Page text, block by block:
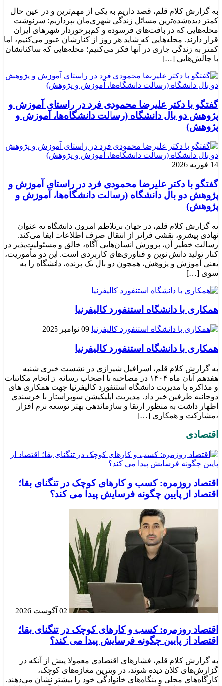
به گزارش کلام قلم، قصد داریم به یکی از مهم‌ترین و در عین حال
کمتر دیده‌شده‌ترین مسائل زندگی شهری‌مان بپردازیم: سرنوشت
محله‌هایی که در بافت‌های فرسوده و کم‌برخوردار شهرهای ایران
قرار دارند. محله‌هایی که شاید هر روز از کنارشان عبور می‌کنیم، اما
کمتر به زندگی جاری در آنها فکر می‌کنیم؛ محله‌هایی که ساکنانشان
با چالش‌هایی […]
گفتگو با دکتر علیرضا محمودی فرد در راستای آموزش و
پژوهش دو بال دانشگاه (رسالت دانشگاه‌ها، آموزش و
پژوهش)
14 فوریه 2026
گفتگو با دکتر علیرضا محمودی فرد در راستای آموزش و
پژوهش دو بال دانشگاه (رسالت دانشگاه‌ها، آموزش و
پژوهش)
به گزارش کلام قلم، در جهان پرتلاطم امروز، دانشگاه به عنوان
نهادی پیشرو، نقشی فراتر از انتقال صرف اطلاعات ایفا می‌کند.
رسالت خطیر آن، پرورش انسان‌هایی آگاه، خالق و مسئولیت‌پذیر در
کنار تولید دانش نوین و فناوری‌های کاربردی است. این دو مأموریت،
یعنی آموزش و پژوهش، همچون دو بال یک پرنده، دانشگاه را به
سوی […]
همکاری با دانشگاه استنفورد کالیفرنیا
09 نوامبر 2025
همکاری با دانشگاه استنفورد کالیفرنیا
به گزارش کلام قلم، اسرافیل شیرازی در نشست خبری شنبه
هفدهم آبان ماه ۱۴۰۴ در مصاحبه با اصحاب رسانه از انجام مکاتبات
و مذاکره با مدیریت دانشگاه استنفورد کالیفرنیا جهت همکاری های
دوجانبه طرفین خبر داد. مدیریت اپلیکیشن سوپراستار با خرسندی
اظهار داشت به منظور ارتقا و سازماندهی بهتر توسعه نرم افزار
،مشارکت و همکاری […]
اقتصادی
اقتصاد روزمره: کسب‌ و کارهای کوچک در تنگنای بقا؛
اقتصاد از پایین چگونه فرسایش پیدا می کند؟
02 آگوست 2026
اقتصاد روزمره: کسب‌ و کارهای کوچک در تنگنای بقا؛
اقتصاد از پایین چگونه فرسایش پیدا می کند؟
به گزارش کلام قلم، فشارهای اقتصادی معمولا پیش از آنکه در
گزارش‌های کلان دیده شوند، در ویترین مغازه‌های کوچک،
کارگاه‌های محلی و بنگاه‌های خانوادگی خود را بیشتر نشان می‌دهند.